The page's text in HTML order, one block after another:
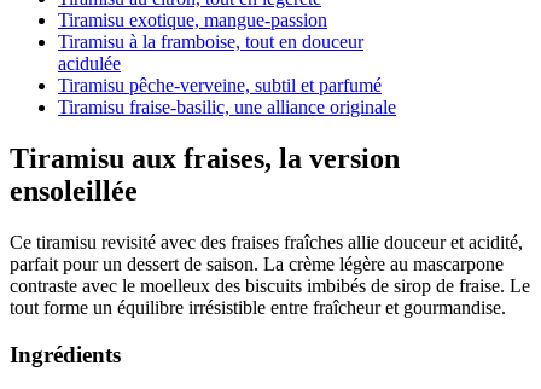
Tiramisu exotique, mangue-passion
Tiramisu à la framboise, tout en douceur
acidulée
Tiramisu pêche-verveine, subtil et parfumé
Tiramisu fraise-basilic, une alliance originale
Tiramisu aux fraises, la version
ensoleillée
Ce tiramisu revisité avec des fraises fraîches allie douceur et acidité,
parfait pour un dessert de saison. La crème légère au mascarpone
contraste avec le moelleux des biscuits imbibés de sirop de fraise. Le
tout forme un équilibre irrésistible entre fraîcheur et gourmandise.
Ingrédients